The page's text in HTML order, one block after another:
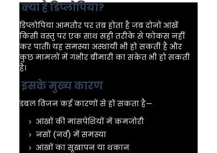
क्या है डिप्लोपिया?
डिप्लोपियाआमतौर पर तब होता है जब दोनों आंखें
किसी वस्तु पर एक साथ सही तरीके से फोकस नहीं
कर पातीं। यह समस्या अस्थायी भी हो सकती है और
कुछ मामलों में गंभीर बीमारी का संकेत भी हो सकती
है।
इसके मुख्य कारण
डबल विजन कई कारणों से हो सकता है—
आंखों की मांसपेशियों में कमजोरी
नसों (नर्व) में समस्या
आंखों का सूखापन या थकान